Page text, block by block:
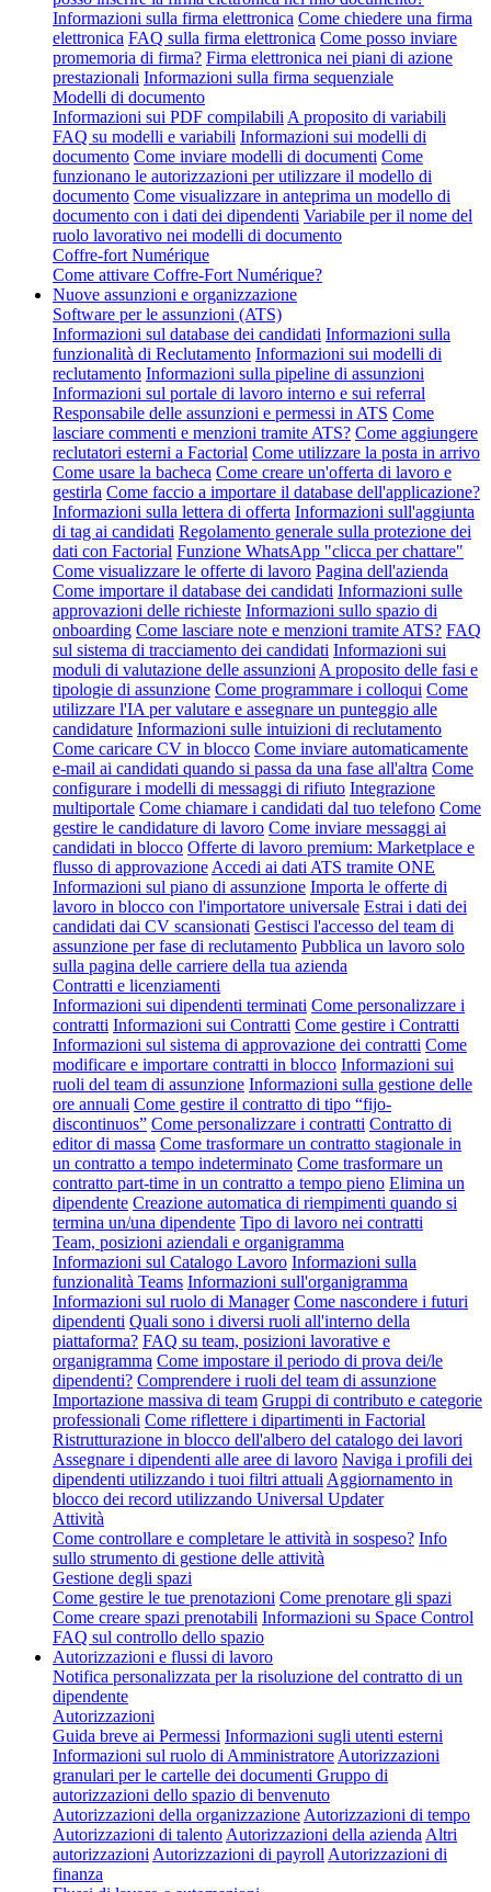
Informazioni sulla firma elettronica Come chiedere una firma
elettronica FAQ sulla firma elettronica Come posso inviare
promemoria di firma? Firma elettronica nei piani di azione
prestazionali Informazioni sulla firma sequenziale
Modelli di documento
Informazioni sui PDF compilabili A proposito di variabili
FAQ su modelli e variabili Informazioni sui modelli di
documento Come inviare modelli di documenti Come
funzionano le autorizzazioni per utilizzare il modello di
documento Come visualizzare in anteprima un modello di
documento con i dati dei dipendenti Variabile per il nome del
ruolo lavorativo nei modelli di documento
Coffre-fort Numérique
Come attivare Coffre-Fort Numérique?
Nuove assunzioni e organizzazione
Software per le assunzioni (ATS)
Informazioni sul database dei candidati Informazioni sulla
funzionalità di Reclutamento Informazioni sui modelli di
reclutamento Informazioni sulla pipeline di assunzioni
Informazioni sul portale di lavoro interno e sui referral
Responsabile delle assunzioni e permessi in ATS Come
lasciare commenti e menzioni tramite ATS? Come aggiungere
reclutatori esterni a Factorial Come utilizzare la posta in arrivo
Come usare la bacheca Come creare un'offerta di lavoro e
gestirla Come faccio a importare il database dell'applicazione?
Informazioni sulla lettera di offerta Informazioni sull'aggiunta
di tag ai candidati Regolamento generale sulla protezione dei
dati con Factorial Funzione WhatsApp "clicca per chattare"
Come visualizzare le offerte di lavoro Pagina dell'azienda
Come importare il database dei candidati Informazioni sulle
approvazioni delle richieste Informazioni sullo spazio di
onboarding Come lasciare note e menzioni tramite ATS? FAQ
sul sistema di tracciamento dei candidati Informazioni sui
moduli di valutazione delle assunzioni A proposito delle fasi e
tipologie di assunzione Come programmare i colloqui Come
utilizzare l'IA per valutare e assegnare un punteggio alle
candidature Informazioni sulle intuizioni di reclutamento
Come caricare CV in blocco Come inviare automaticamente
e-mail ai candidati quando si passa da una fase all'altra Come
configurare i modelli di messaggi di rifiuto Integrazione
multiportale Come chiamare i candidati dal tuo telefono Come
gestire le candidature di lavoro Come inviare messaggi ai
candidati in blocco Offerte di lavoro premium: Marketplace e
flusso di approvazione Accedi ai dati ATS tramite ONE
Informazioni sul piano di assunzione Importa le offerte di
lavoro in blocco con l'importatore universale Estrai i dati dei
candidati dai CV scansionati Gestisci l'accesso del team di
assunzione per fase di reclutamento Pubblica un lavoro solo
sulla pagina delle carriere della tua azienda
Contratti e licenziamenti
Informazioni sui dipendenti terminati Come personalizzare i
contratti Informazioni sui Contratti Come gestire i Contratti
Informazioni sul sistema di approvazione dei contratti Come
modificare e importare contratti in blocco Informazioni sui
ruoli del team di assunzione Informazioni sulla gestione delle
ore annuali Come gestire il contratto di tipo “fijo-
discontinuos” Come personalizzare i contratti Contratto di
editor di massa Come trasformare un contratto stagionale in
un contratto a tempo indeterminato Come trasformare un
contratto part-time in un contratto a tempo pieno Elimina un
dipendente Creazione automatica di riempimenti quando si
termina un/una dipendente Tipo di lavoro nei contratti
Team, posizioni aziendali e organigramma
Informazioni sul Catalogo Lavoro Informazioni sulla
funzionalità Teams Informazioni sull'organigramma
Informazioni sul ruolo di Manager Come nascondere i futuri
dipendenti Quali sono i diversi ruoli all'interno della
piattaforma? FAQ su team, posizioni lavorative e
organigramma Come impostare il periodo di prova dei/le
dipendenti? Comprendere i ruoli del team di assunzione
Importazione massiva di team Gruppi di contributo e categorie
professionali Come riflettere i dipartimenti in Factorial
Ristrutturazione in blocco dell'albero del catalogo dei lavori
Assegnare i dipendenti alle aree di lavoro Naviga i profili dei
dipendenti utilizzando i tuoi filtri attuali Aggiornamento in
blocco dei record utilizzando Universal Updater
Attività
Come controllare e completare le attività in sospeso? Info
sullo strumento di gestione delle attività
Gestione degli spazi
Come gestire le tue prenotazioni Come prenotare gli spazi
Come creare spazi prenotabili Informazioni su Space Control
FAQ sul controllo dello spazio
Autorizzazioni e flussi di lavoro
Notifica personalizzata per la risoluzione del contratto di un
dipendente
Autorizzazioni
Guida breve ai Permessi Informazioni sugli utenti esterni
Informazioni sul ruolo di Amministratore Autorizzazioni
granulari per le cartelle dei documenti Gruppo di
autorizzazioni dello spazio di benvenuto
Autorizzazioni della organizzazione Autorizzazioni di tempo
Autorizzazioni di talento Autorizzazioni della azienda Altri
autorizzazioni Autorizzazioni di payroll Autorizzazioni di
finanza